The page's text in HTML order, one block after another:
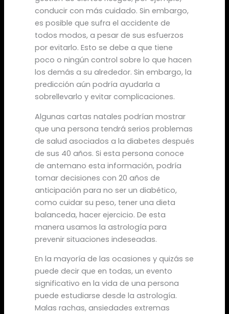
conducir con más cuidado. Sin embargo,
es posible que sufra el accidente de
todos modos, a pesar de sus esfuerzos
por evitarlo. Esto se debe a que tiene
poco o ningún control sobre lo que hacen
los demás a su alrededor. Sin embargo, la
predicción aún podría ayudarla a
sobrellevarlo y evitar complicaciones.
Algunas cartas natales podrían mostrar
que una persona tendrá serios problemas
de salud asociados a la diabetes después
de sus 40 años. Si esta persona conoce
de antemano esta información, podría
tomar decisiones con 20 años de
anticipación para no ser un diabético,
como cuidar su peso, tener una dieta
balanceda, hacer ejercicio. De esta
manera usamos la astrología para
prevenir situaciones indeseadas.
En la mayoría de las ocasiones y quizás se
puede decir que en todas, un evento
significativo en la vida de una persona
puede estudiarse desde la astrología.
Malas rachas, ansiedades extremas